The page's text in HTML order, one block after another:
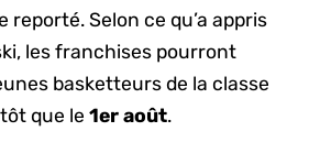
reporté. Selon ce qu’a appris
les franchises pourront
basketteurs de la classe
tôt que le1er août.